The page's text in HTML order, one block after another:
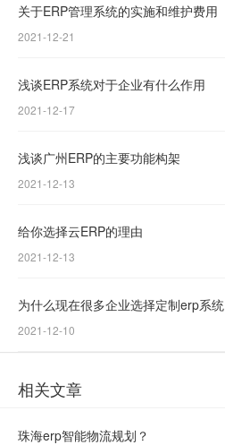
关于ERP管理系统的实施和维护费用
2021-12-21
浅谈ERP系统对于企业有什么作用
2021-12-17
浅谈广州ERP的主要功能构架
2021-12-13
给你选择云ERP的理由
2021-12-13
为什么现在很多企业选择定制erp系统
2021-12-10
相关文章
珠海erp智能物流规划？
4155
1237-